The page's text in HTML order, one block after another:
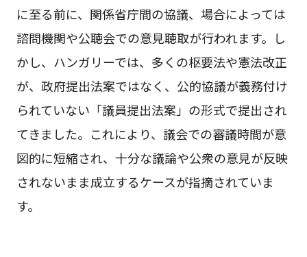
に至る前に、関係省庁間の協議、場合によっては
諮問機関や公聴会での意見聴取が行われます。し
かし、ハンガリーでは、多くの枢要法や憲法改正
が、政府提出法案ではなく、公的協議が義務付け
られていない「議員提出法案」の形式で提出され
てきました。これにより、議会での審議時間が意
図的に短縮され、十分な議論や公衆の意見が反映
されないまま成立するケースが指摘されていま
す。